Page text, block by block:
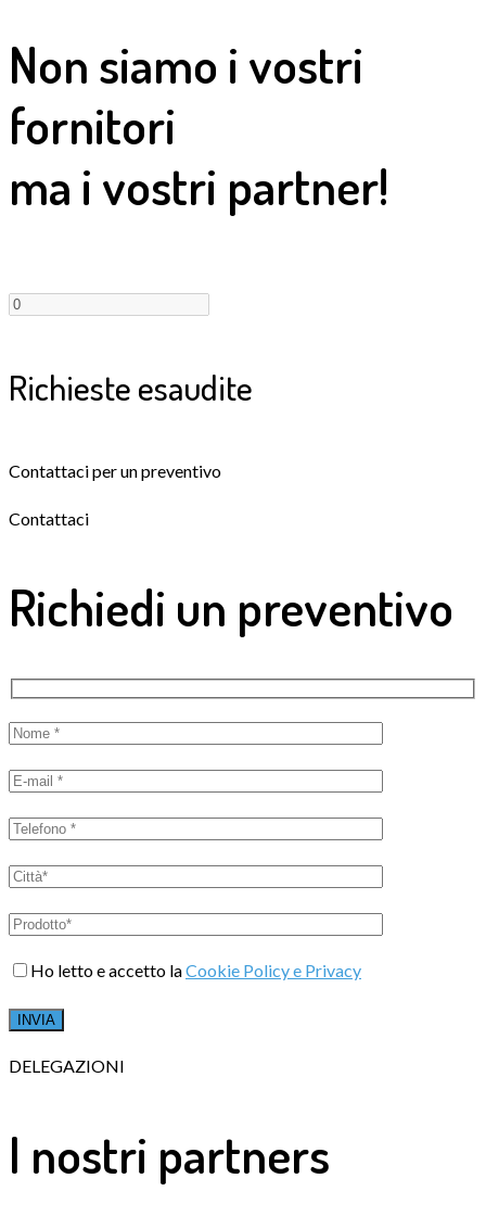
Non siamo i vostri
fornitori
ma i vostri partner!
Richieste esaudite
Contattaci per un preventivo
Contattaci
Richiedi un preventivo
Ho letto e accetto laCookie Policy e Privacy
DELEGAZIONI
I nostri partners